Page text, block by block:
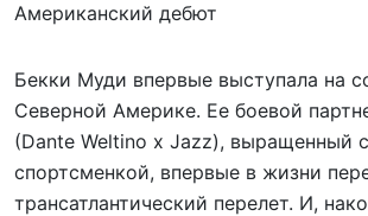
Американский дебют
Бекки Муди впервые выступала на
Северной Америке. Ее боевой
(Dante Weltino x Jazz), выращенный
спортсменкой, впервые в жизни
трансатлантический перелет. И,